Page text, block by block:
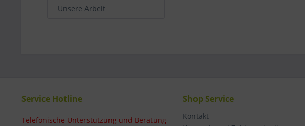
Unsere Arbeit
Service Hotline
Telefonische Unterstützung und Beratung
Shop Service
Kontakt